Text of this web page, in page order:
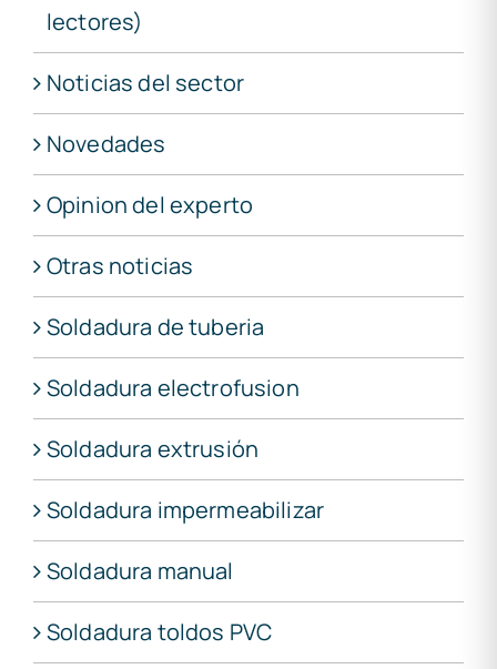
lectores)
Noticias del sector
Novedades
Opinion del experto
Otras noticias
Soldadura de tuberia
Soldadura electrofusion
Soldadura extrusión
Soldadura impermeabilizar
Soldadura manual
Soldadura toldos PVC